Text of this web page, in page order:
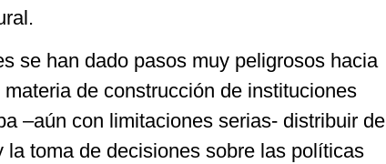
han dado pasos muy peligrosos hacia
de construcción de instituciones
–aún con limitaciones serias- distribuir de
toma de decisiones sobre las políticas